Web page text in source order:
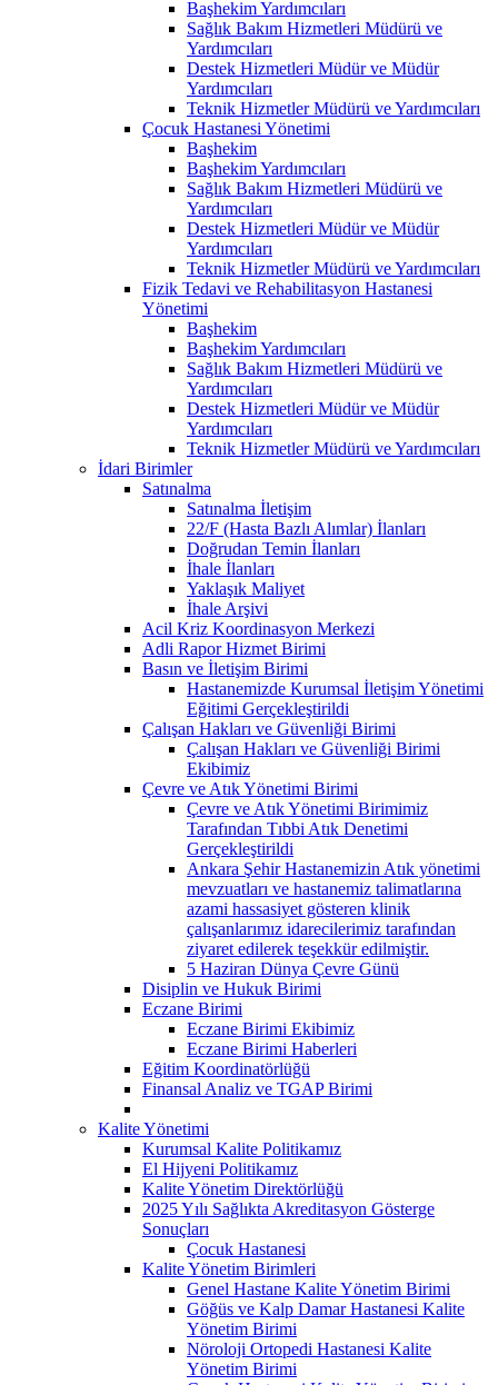
Başhekim Yardımcıları
Sağlık Bakım Hizmetleri Müdürü ve
Yardımcıları
Destek Hizmetleri Müdür ve Müdür
Yardımcıları
Teknik Hizmetler Müdürü ve Yardımcıları
Çocuk Hastanesi Yönetimi
Başhekim
Başhekim Yardımcıları
Sağlık Bakım Hizmetleri Müdürü ve
Yardımcıları
Destek Hizmetleri Müdür ve Müdür
Yardımcıları
Teknik Hizmetler Müdürü ve Yardımcıları
Fizik Tedavi ve Rehabilitasyon Hastanesi
Yönetimi
Başhekim
Başhekim Yardımcıları
Sağlık Bakım Hizmetleri Müdürü ve
Yardımcıları
Destek Hizmetleri Müdür ve Müdür
Yardımcıları
Teknik Hizmetler Müdürü ve Yardımcıları
İdari Birimler
Satınalma
Satınalma İletişim
22/F (Hasta Bazlı Alımlar) İlanları
Doğrudan Temin İlanları
İhale İlanları
Yaklaşık Maliyet
İhale Arşivi
Acil Kriz Koordinasyon Merkezi
Adli Rapor Hizmet Birimi
Basın ve İletişim Birimi
Hastanemizde Kurumsal İletişim Yönetimi
Eğitimi Gerçekleştirildi
Çalışan Hakları ve Güvenliği Birimi
Çalışan Hakları ve Güvenliği Birimi
Ekibimiz
Çevre ve Atık Yönetimi Birimi
Çevre ve Atık Yönetimi Birimimiz
Tarafından Tıbbi Atık Denetimi
Gerçekleştirildi
Ankara Şehir Hastanemizin Atık yönetimi
mevzuatları ve hastanemiz talimatlarına
azami hassasiyet gösteren klinik
çalışanlarımız idarecilerimiz tarafından
ziyaret edilerek teşekkür edilmiştir.
5 Haziran Dünya Çevre Günü
Disiplin ve Hukuk Birimi
Eczane Birimi
Eczane Birimi Ekibimiz
Eczane Birimi Haberleri
Eğitim Koordinatörlüğü
Finansal Analiz ve TGAP Birimi
Kalite Yönetimi
Kurumsal Kalite Politikamız
El Hijyeni Politikamız
Kalite Yönetim Direktörlüğü
2025 Yılı Sağlıkta Akreditasyon Gösterge
Sonuçları
Çocuk Hastanesi
Kalite Yönetim Birimleri
Genel Hastane Kalite Yönetim Birimi
Göğüs ve Kalp Damar Hastanesi Kalite
Yönetim Birimi
Nöroloji Ortopedi Hastanesi Kalite
Yönetim Birimi